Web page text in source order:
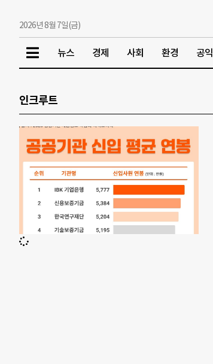
2026년 8월 7일(금)
뉴스 경제 사회 환경 공익
인크루트